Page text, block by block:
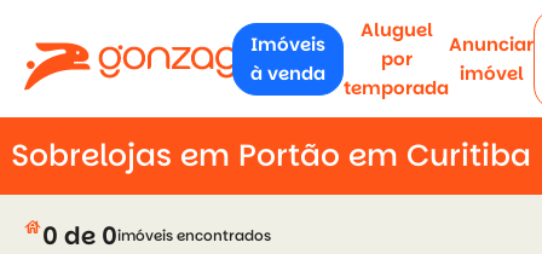
Imóveis
à venda
Aluguel
por
temporada
Anunciar
imóvel
Sobrelojas em Portão em Curitiba
house0 de 0imóveis encontrados